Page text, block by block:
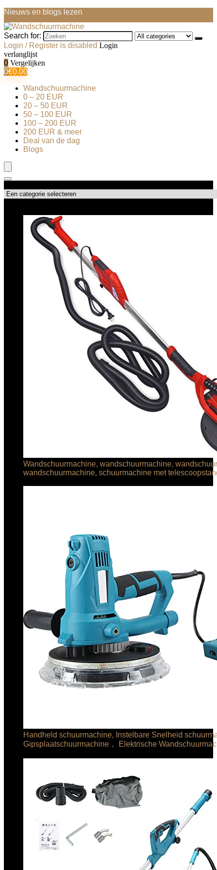
Nieuws en blogs lezen
Search for:
Login / Register is disabled Login
verlanglijst
0 Vergelijken
0€0.00
Wandschuurmachine
0 – 20 EUR
20 – 50 EUR
50 – 100 EUR
100 – 200 EUR
200 EUR & meer
Deal van de dag
Blogs
Wandschuurmachine, wandschuurmachine,
wandschuurmachine, schuurmachine met
Handheld schuurmachine, Instelbare Snelheid
Gipsplaatschuurmachine， Elektrische